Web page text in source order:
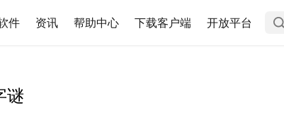
件 资讯 帮助中心 下载客户端 开放平台
谜